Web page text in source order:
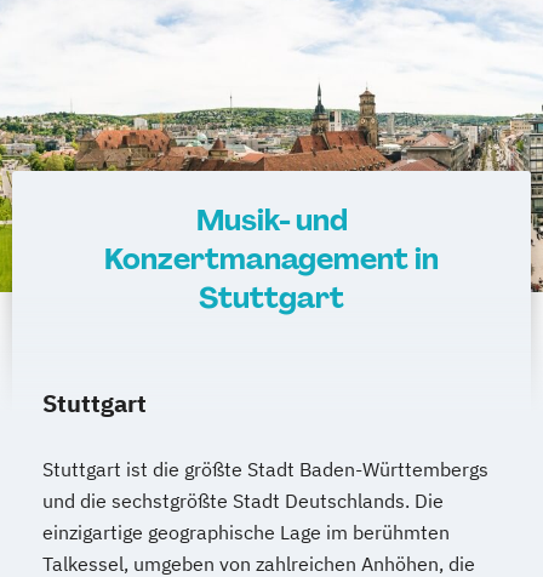
Musik- und
Konzertmanagement in
Stuttgart
Stuttgart
Stuttgart ist die größte Stadt Baden-Württembergs
und die sechstgrößte Stadt Deutschlands. Die
einzigartige geographische Lage im berühmten
Talkessel, umgeben von zahlreichen Anhöhen, die